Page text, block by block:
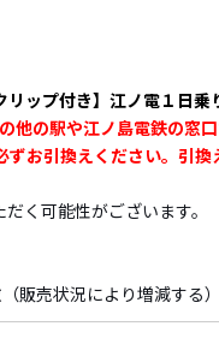
間
会事務局 （鎌倉駅西
所のみとなります。そ
事務局では、手荷物
リップ付き】江ノ電１日
他の駅や江ノ島電鉄の窓
お引換えください。引
く可能性がございます。
販売状況により増減する）